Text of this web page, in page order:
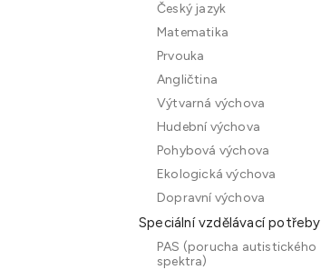
Český jazyk
Matematika
Prvouka
Angličtina
Výtvarná výchova
Hudební výchova
Pohybová výchova
Ekologická výchova
Dopravní výchova
Speciální vzdělávací potřeby
PAS (porucha autistického
spektra)